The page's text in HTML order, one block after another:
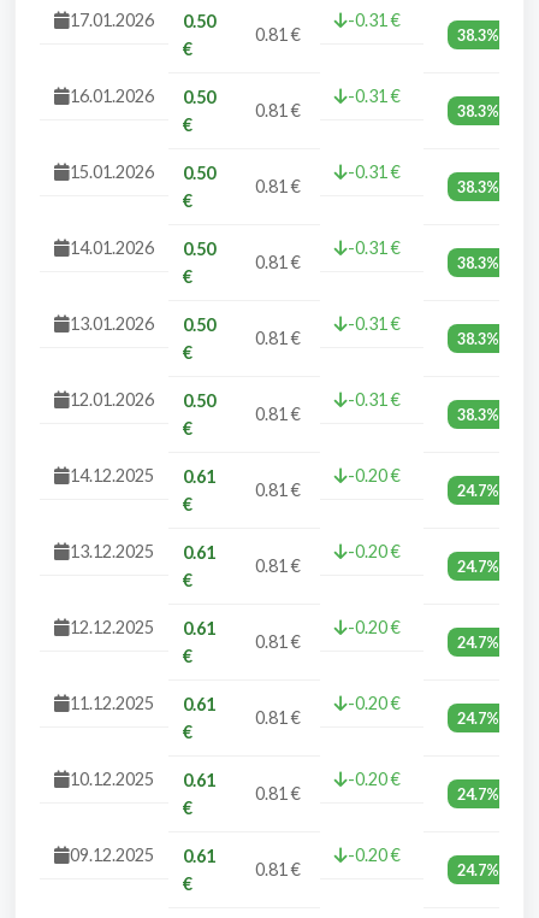
17.01.2026
0.50
€
0.81 €
-0.31 €
38.3%
16.01.2026
0.50
€
0.81 €
-0.31 €
38.3%
15.01.2026
0.50
€
0.81 €
-0.31 €
38.3%
14.01.2026
0.50
€
0.81 €
-0.31 €
38.3%
13.01.2026
0.50
€
0.81 €
-0.31 €
38.3%
12.01.2026
0.50
€
0.81 €
-0.31 €
38.3%
14.12.2025
0.61
€
0.81 €
-0.20 €
24.7%
13.12.2025
0.61
€
0.81 €
-0.20 €
24.7%
12.12.2025
0.61
€
0.81 €
-0.20 €
24.7%
11.12.2025
0.61
€
0.81 €
-0.20 €
24.7%
10.12.2025
0.61
€
0.81 €
-0.20 €
24.7%
09.12.2025
0.61
€
0.81 €
-0.20 €
24.7%